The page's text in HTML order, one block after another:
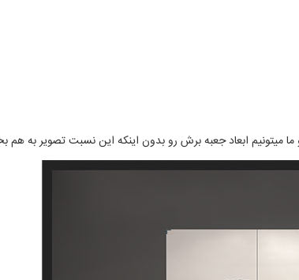
میتونیم ابعاد جعبه برش رو بدون اینکه این نسبت تصویر به هم